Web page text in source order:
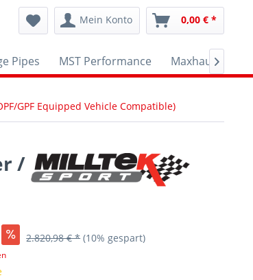
Mein Konto 0,00 € *
Pipes MST Performance Maxhaust

GPF Equipped Vehicle Compatible)
/
2.820,98 € * (10% gespart)